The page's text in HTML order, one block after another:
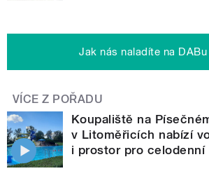
Jak nás naladíte na DABu
VÍCE Z POŘADU
Koupaliště na
v Litoměřicích nabízí
i prostor pro celodenní